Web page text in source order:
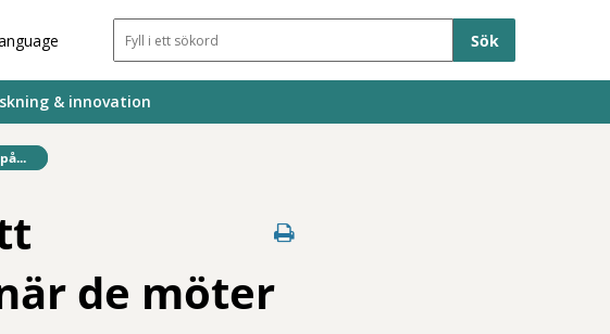
Sökfält
& innovation
de möter